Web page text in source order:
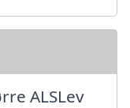
ALSLev